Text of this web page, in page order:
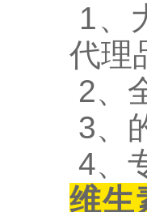
1、
代理
2、
3、
4、
维生